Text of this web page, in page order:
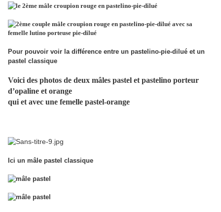
Pour pouvoir voir la différence entre un pastelino-pie-dilué et un
pastel classique
Voici des photos de deux mâles pastel et pastelino porteur
d’opaline et orange
qui et avec une femelle pastel-orange
Ici un mâle pastel classique